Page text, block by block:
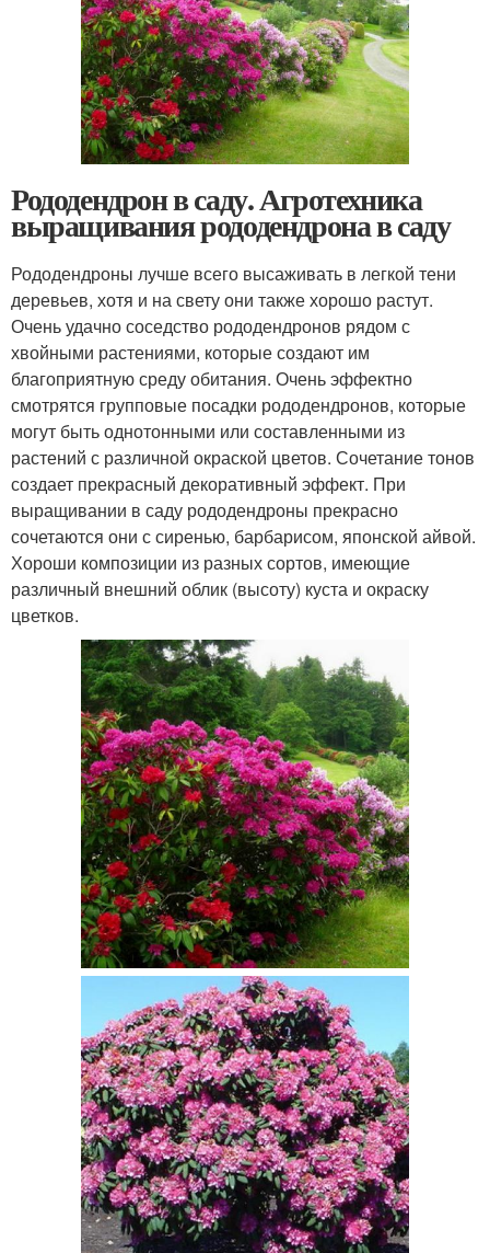
Рододендрон в саду. Агротехника
выращивания рододендрона в саду
Рододендроны лучше всего высаживать в легкой тени
деревьев, хотя и на свету они также хорошо растут.
Очень удачно соседство рододендронов рядом с
хвойными растениями, которые создают им
благоприятную среду обитания. Очень эффектно
смотрятся групповые посадки рододендронов, которые
могут быть однотонными или составленными из
растений с различной окраской цветов. Сочетание тонов
создает прекрасный декоративный эффект. При
выращивании в саду рододендроны прекрасно
сочетаются они с сиренью, барбарисом, японской айвой.
Хороши композиции из разных сортов, имеющие
различный внешний облик (высоту) куста и окраску
цветков.